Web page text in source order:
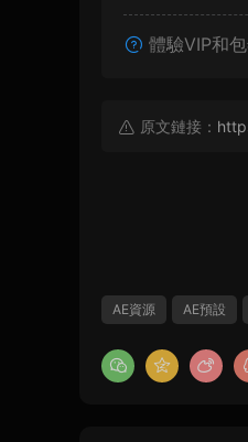
體驗VIP和
原文鏈接：
AE資源 AE預設